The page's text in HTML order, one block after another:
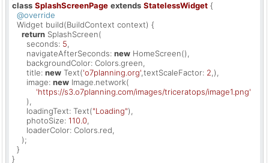
class SplashScreenPage extends StatelessWidget {
@override
  Widget build(BuildContext context) {
return SplashScreen(
      seconds:
5,
      navigateAfterSeconds:
new HomeScreen(),
      backgroundColor: Colors.green,
      title:
new Text('o7planning.org',textScaleFactor: 2,),
      image:
new Image.network(
'https://s3.o7planning.com/images/triceratops/image1.png'
      ),
      loadingText: Text(
"Loading"),
      photoSize:
110.0,
      loaderColor: Colors.red,
    );
  }